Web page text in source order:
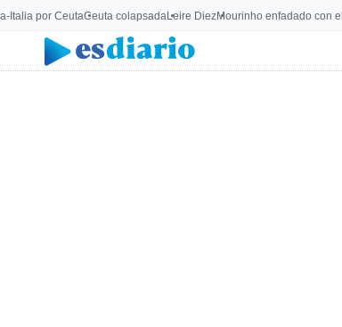
Italia por CeutaCeuta colapsadaLeire DiezMourinho enfadado con